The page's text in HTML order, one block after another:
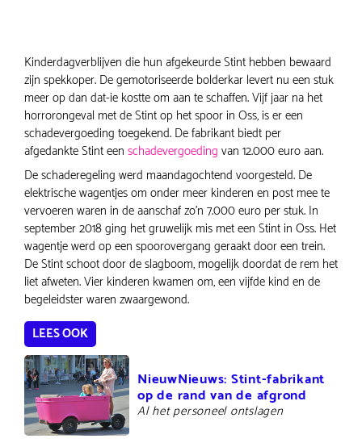
Kinderdagverblijven die hun afgekeurde Stint hebben bewaard
zijn spekkoper. De gemotoriseerde bolderkar levert nu een stuk
meer op dan dat-ie kostte om aan te schaffen. Vijf jaar na het
horrorongeval met de Stint op het spoor in Oss, is er een
schadevergoeding toegekend. De fabrikant biedt per
afgedankte Stint een schadevergoeding van 12.000 euro aan.
De schaderegeling werd maandagochtend voorgesteld. De
elektrische wagentjes om onder meer kinderen en post mee te
vervoeren waren in de aanschaf zo'n 7.000 euro per stuk. In
september 2018 ging het gruwelijk mis met een Stint in Oss. Het
wagentje werd op een spoorovergang geraakt door een trein.
De Stint schoot door de slagboom, mogelijk doordat de rem het
liet afweten. Vier kinderen kwamen om, een vijfde kind en de
begeleidster waren zwaargewond.
LEES OOK
NieuwNieuws: Stint-fabrikant
op de rand van de afgrond
Al het personeel ontslagen